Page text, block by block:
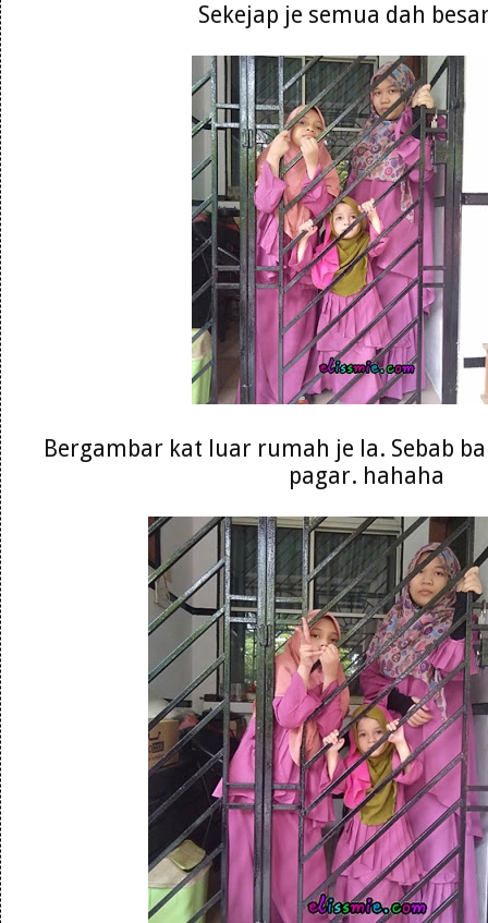
Sekejap je semua dah
Bergambar kat luar rumah je la. Sebab
pagar. hahaha